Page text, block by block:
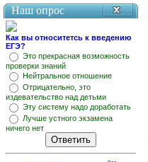
Наш опрос
Как вы относитетсь к введению
ЕГЭ?
Это прекрасная возможность
проверки знаний
Нейтральное отношение
Отрицательно, это
издевательство над детьми
Эту систему надо доработать
Лучше устного экзамена
ничего нет